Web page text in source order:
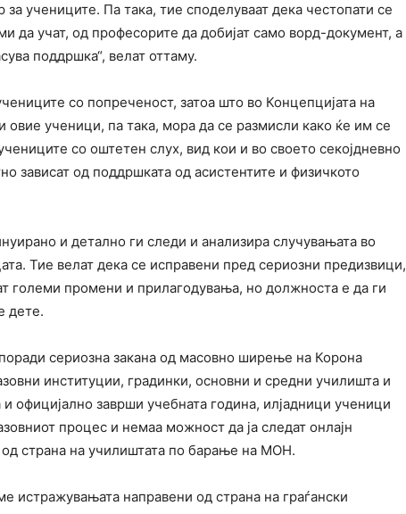
за учениците. Па така, тие споделуваат дека честопати се
да учат, од професорите да добијат само ворд-документ, а
поддршка“, велат оттаму.
со попреченост, затоа што во Концепцијата на
ученици, па така, мора да се размисли како ќе им се
со оштетен слух, вид кои и во своето секојдневно
зависат од поддршката од асистентите и физичкото
и детално ги следи и анализира случувањата во
Тие велат дека се исправени пред сериозни предизвици,
големи промени и прилагодувања, но должноста е да ги
дете.
сериозна закана од масовно ширење на Корона
институции, градинки, основни и средни училишта и
и официјално заврши учебната година, илјадници ученици
процес и немаа можност да ја следат онлајн
страна на училиштата по барање на МОН.
истражувањата направени од страна на граѓански